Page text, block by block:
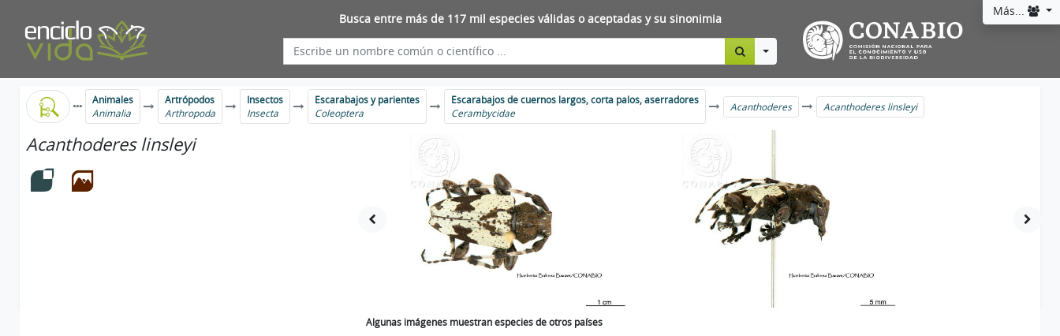
Más...
Busca entre más de 117 mil especies válidas o aceptadas y su sinonimia
Toggle Dropdown
Animales
Animalia
Artrópodos
Arthropoda
Insectos
Insecta
Escarabajos y parientes
Coleoptera
Escarabajos de cuernos largos, corta palos, aserradores
Cerambycidae
Acanthoderes Acanthoderes linsleyi
Acanthoderes linsleyi
Algunas imágenes muestran especies de otros países